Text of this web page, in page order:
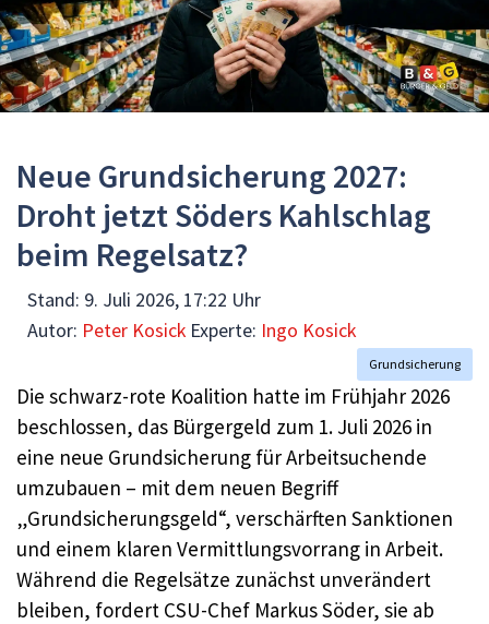
Neue Grundsicherung 2027:
Droht jetzt Söders Kahlschlag
beim Regelsatz?
Stand: 9. Juli 2026, 17:22 Uhr
Autor: Peter Kosick Experte: Ingo Kosick
Grundsicherung
Die schwarz-rote Koalition hatte im Frühjahr 2026
beschlossen, das Bürgergeld zum 1. Juli 2026 in
eine neue Grundsicherung für Arbeitsuchende
umzubauen – mit dem neuen Begriff
„Grundsicherungsgeld“, verschärften Sanktionen
und einem klaren Vermittlungsvorrang in Arbeit.
Während die Regelsätze zunächst unverändert
bleiben, fordert CSU-Chef Markus Söder, sie ab